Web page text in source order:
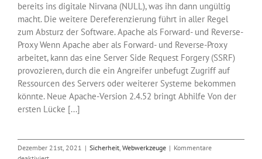
bereits ins digitale Nirvana (NULL), was ihn dann ungültig
macht. Die weitere Dereferenzierung führt in aller Regel
zum Absturz der Software. Apache als Forward- und Reverse-
Proxy Wenn Apache aber als Forward- und Reverse-Proxy
arbeitet, kann das eine Server Side Request Forgery (SSRF)
provozieren, durch die ein Angreifer unbefugt Zugriff auf
Ressourcen des Servers oder weiterer Systeme bekommen
könnte. Neue Apache-Version 2.4.52 bringt Abhilfe Von der
ersten Lücke [...]
Dezember 21st, 2021 | Sicherheit, Webwerkzeuge | Kommentare